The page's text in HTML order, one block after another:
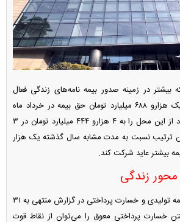
در زمینه صدور بیمه نامه‌های زندگی فعال
است، توانست با تولید یک هزارو ۶۸۸ میلیارد تومان حق بیمه در خرداد ماه
سالجاری، جمع درآمد خود از این محل را به ۴ هزارو ۴۴۴ میلیارد تومان در ۳
ترتیب نسبت به مدت مشابه سال گذشته یک هزار
محور زندگی
فاصله معنادار میان حق بیمه تولیدی و خسارت پرداختی در گزارش منتهی به ۳۱
خسارت پرداختی معوق را می‌توان از نقاط قوت